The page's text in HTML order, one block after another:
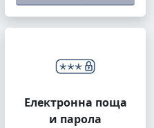
Електронна поща
и парола